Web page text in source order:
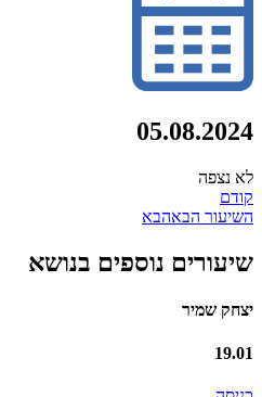
05.08.2024
לא נצפה
קודם
השיעור הבאהבא
שיעורים נוספים בנושא
יצחק שמיר
19.01